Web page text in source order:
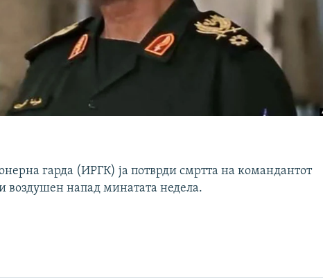
гарда (ИРГК) ја потврди смртта на командантот
воздушен напад минатата недела.